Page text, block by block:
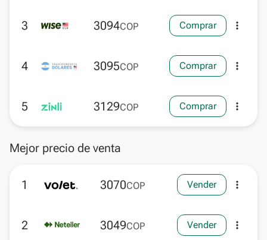
3 3094COP Comprar more_vert
4 3095COP Comprar more_vert
5 3129COP Comprar more_vert
Mejor precio de venta
1 3070COP Vender more_vert
2 3049COP Vender more_vert